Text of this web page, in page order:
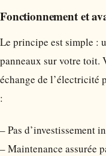
Fonctionnement et
Le principe est simple :
panneaux sur votre toit.
échange de l’électricité
:
– Pas d’investissement
– Maintenance assurée